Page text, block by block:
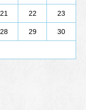
21 22 23
28 29 30